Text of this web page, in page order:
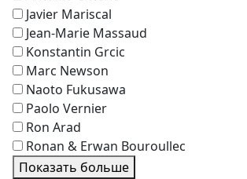
Javier Mariscal
Jean-Marie Massaud
Konstantin Grcic
Marc Newson
Naoto Fukusawa
Paolo Vernier
Ron Arad
Ronan & Erwan Bouroullec
Показать больше